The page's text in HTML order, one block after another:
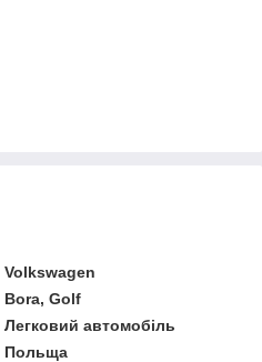
Volkswagen
Bora, Golf
Легковий автомобіль
Польща